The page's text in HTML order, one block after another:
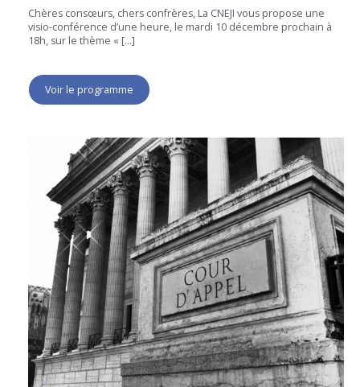
Chères consœurs, chers confrères, La CNEJI vous propose une
visio-conférence d’une heure, le mardi 10 décembre prochain à
18h, sur le thème « […]
Voir le programme